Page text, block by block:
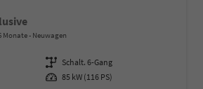
Monate Neuwagen
Getriebe Schalt. 6-Gang
Leistung 85 kW (116 PS)